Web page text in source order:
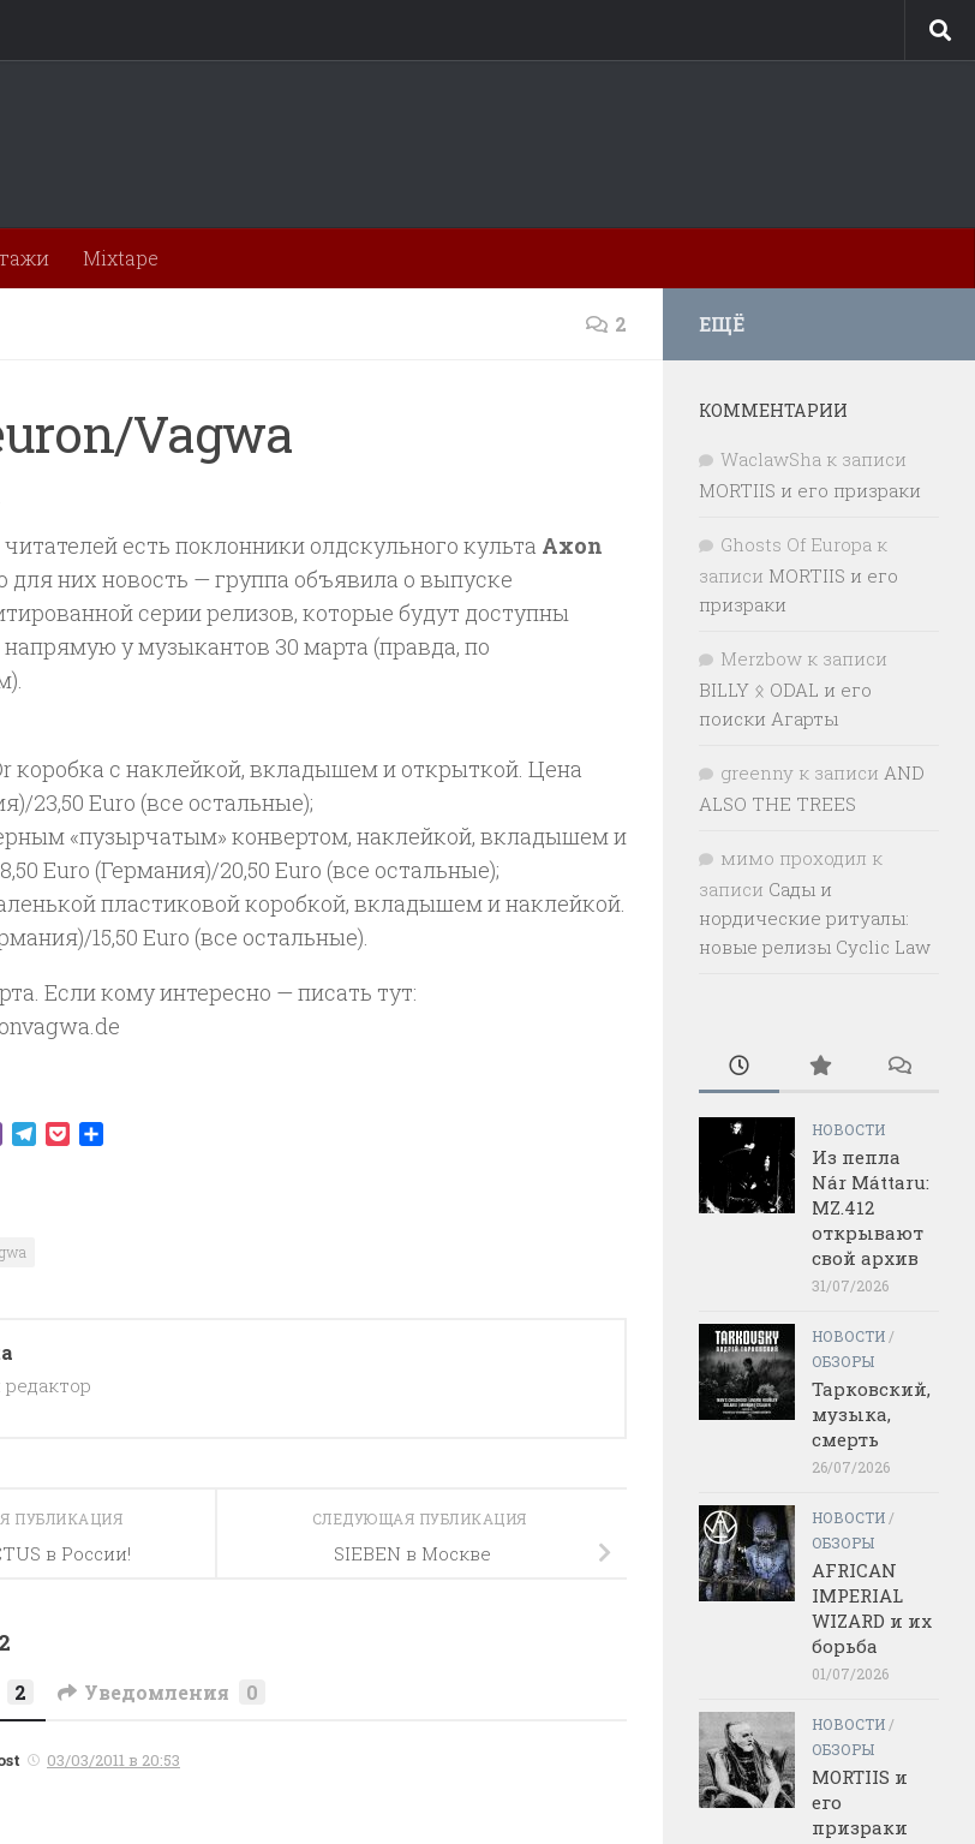
Mixtape
2
Vagwa
есть поклонники олдскульного культа Axon
для них новость — группа объявила о выпуске
серии релизов, которые будут доступны
у музыкантов 30 марта (правда, по
коробка с наклейкой, вкладышем и открыткой. Цена
23,50 Euro (все остальные);
«пузырчатым» конвертом, наклейкой, вкладышем и
Euro (Германия)/20,50 Euro (все остальные);
пластиковой коробкой, вкладышем и наклейкой.
15,50 Euro (все остальные).
Если кому интересно — писать тут:
ViberTelegram
Pocket
СЛЕДУЮЩАЯ ПУБЛИКАЦИЯ
SIEBEN в Москве
ПУБЛИКАЦИЯ
в России!
2 Уведомления 0
03/03/2011 в 20:53
ЕЩЁ
КОММЕНТАРИИ
WaclawSha к записи
MORTIIS и его призраки
Ghosts Of Europa к
записи MORTIIS и его
призраки
Merzbow к записи
BILLY ᛟ ODAL и его
поиски Агарты
greenny к записи AND
ALSO THE TREES
мимо проходил к
записи Сады и
нордические ритуалы:
новые релизы Cyclic Law
НОВОСТИ
Из пепла
Nár Máttaru:
MZ.412
открывают
свой архив
31/07/2026
НОВОСТИ /
ОБЗОРЫ
Тарковский,
музыка,
смерть
26/07/2026
НОВОСТИ /
ОБЗОРЫ
AFRICAN
IMPERIAL
WIZARD и их
борьба
01/07/2026
НОВОСТИ /
ОБЗОРЫ
MORTIIS и
его
призраки